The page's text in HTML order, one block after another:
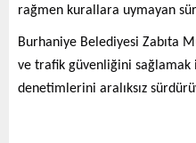
rağmen kurallara uymayan
Burhaniye Belediyesi Zabıta
ve trafik güvenliğini
denetimlerini aralıksız